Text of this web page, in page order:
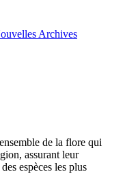
Archives
de la flore qui
assurant leur
espèces les plus